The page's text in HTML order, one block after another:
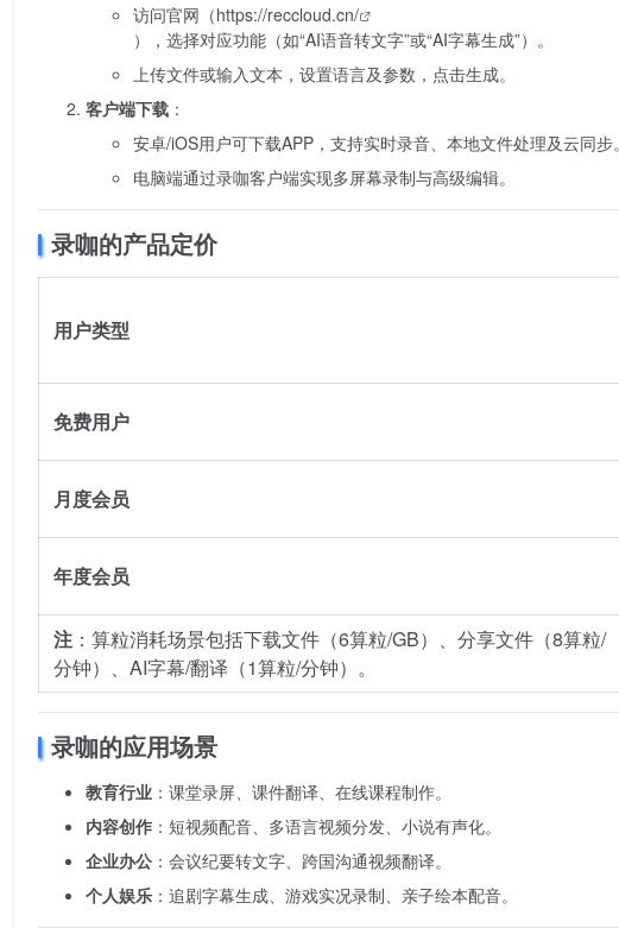
访问官网（https://reccloud.cn/
），选择对应功能（如“AI语音转文字”或“AI字幕生成”）。
上传文件或输入文本，设置语言及参数，点击生成。
客户端下载 ：
安卓/iOS用户可下载APP，支持实时录音、本地文件处理及云同步。
电脑端通过录咖客户端实现多屏幕录制与高级编辑。
录咖的产品定价
用户类型
免费用户
月度会员
年度会员
注 ：算粒消耗场景包括下载文件（6算粒/GB）、分享文件（8算粒/
分钟）、AI字幕/翻译（1算粒/分钟）。
录咖的应用场景
教育行业 ：课堂录屏、课件翻译、在线课程制作。
内容创作 ：短视频配音、多语言视频分发、小说有声化。
企业办公 ：会议纪要转文字、跨国沟通视频翻译。
个人娱乐 ：追剧字幕生成、游戏实况录制、亲子绘本配音。